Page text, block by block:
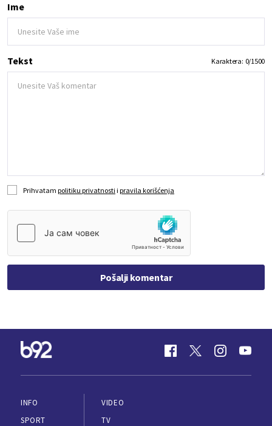
Ime
Tekst Karaktera: 0/1500
Prihvatam politiku privatnosti i pravila korišćenja
Pošalji komentar
INFO
SPORT
VIDEO
TV